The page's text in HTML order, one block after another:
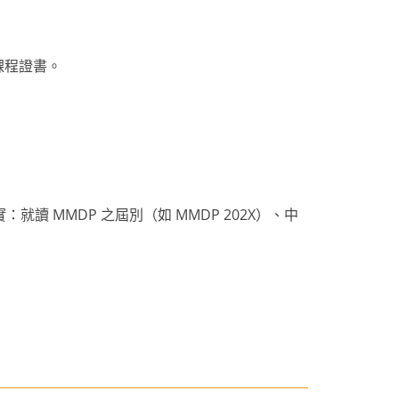
證書。
就讀 MMDP 之屆別（如 MMDP 202X）、中